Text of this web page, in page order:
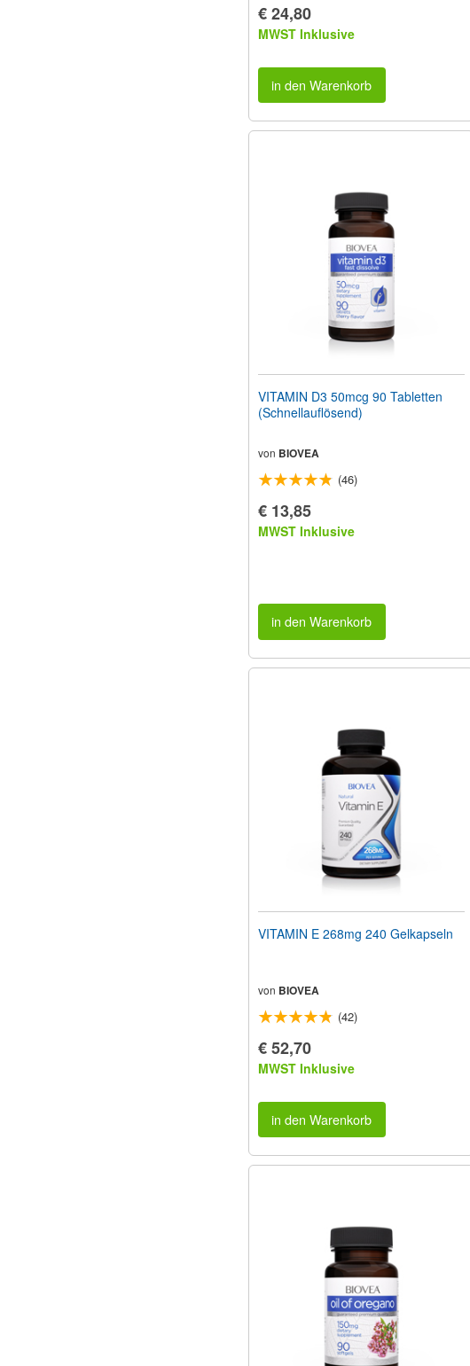
€ 24,80
MWST Inklusive
in den Warenkorb
VITAMIN D3 50mcg 90 Tabletten
(Schnellauflösend)
von BIOVEA
(46)
€ 13,85
MWST Inklusive
in den Warenkorb
VITAMIN E 268mg 240 Gelkapseln
von BIOVEA
(42)
€ 52,70
MWST Inklusive
in den Warenkorb